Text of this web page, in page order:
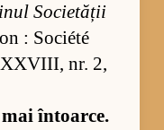
So­ci­e­tă­ții
: So­ci­été
XXVI­II, nr. 2,
mai în­toar­ce.